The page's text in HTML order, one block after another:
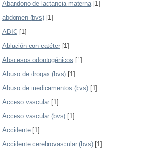
Abandono de lactancia materna[1]
abdomen (bvs) [1]
ABIC [1]
Ablación con catéter [1]
Abscesos odontogénicos [1]
Abuso de drogas (bvs) [1]
Abuso de medicamentos (bvs) [1]
Acceso vascular [1]
Acceso vascular (bvs) [1]
Accidente [1]
Accidente cerebrovascular (bvs) [1]